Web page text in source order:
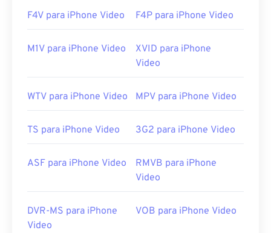
F4V para iPhone Video F4P para iPhone Video
M1V para iPhone Video
XVID para iPhone
Video
WTV para iPhone Video MPV para iPhone Video
TS para iPhone Video 3G2 para iPhone Video
ASF para iPhone Video
RMVB para iPhone
Video
DVR-MS para iPhone
Video
VOB para iPhone Video